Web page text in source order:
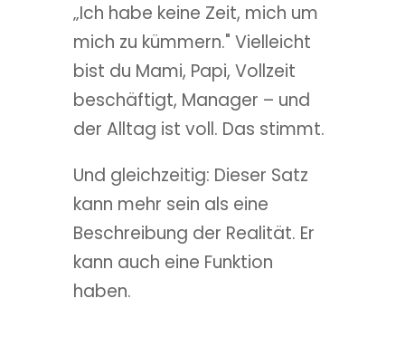
„Ich habe keine Zeit, mich um
mich zu kümmern." Vielleicht
bist du Mami, Papi, Vollzeit
beschäftigt, Manager – und
der Alltag ist voll. Das stimmt.
Und gleichzeitig: Dieser Satz
kann mehr sein als eine
Beschreibung der Realität. Er
kann auch eine Funktion
haben.